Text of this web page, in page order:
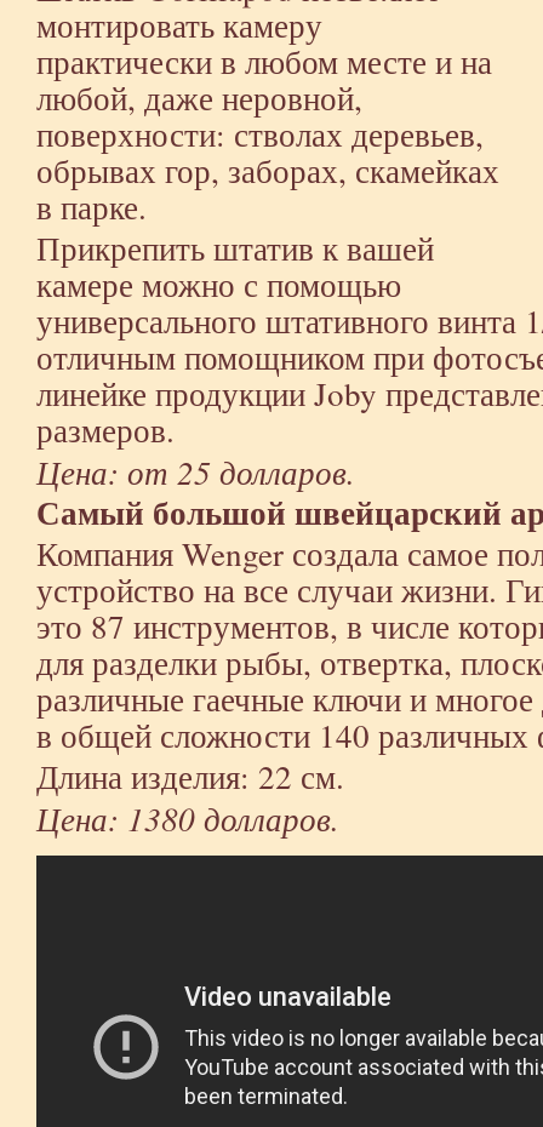
монтировать камеру
практически в любом месте и на
любой, даже неровной,
поверхности: стволах деревьев,
обрывах гор, заборах, скамейках
в парке.
Прикрепить штатив к вашей
камере можно с помощью
универсального штативного винта
отличным помощником при
линейке продукции Joby
размеров.
Цена: от 25 долларов.
Самый большой швейцарский
Компания Wenger создала самое
устройство на все случаи жизни.
это 87 инструментов, в числе
для разделки рыбы, отвертка,
различные гаечные ключи и
в общей сложности 140 различных
Длина изделия: 22 см.
Цена: 1380 долларов.